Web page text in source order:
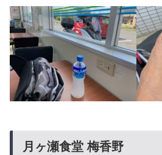
月ヶ瀬食堂 梅香野